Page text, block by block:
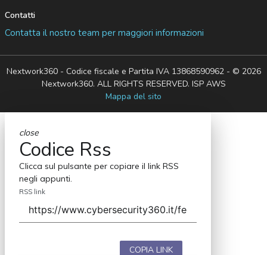
Contatti
Contatta il nostro team per maggiori informazioni
Nextwork360 - Codice fiscale e Partita IVA 13868590962 - © 2026
Nextwork360. ALL RIGHTS RESERVED. ISP AWS
Mappa del sito
close
Codice Rss
Clicca sul pulsante per copiare il link RSS
negli appunti.
RSS link
COPIA LINK